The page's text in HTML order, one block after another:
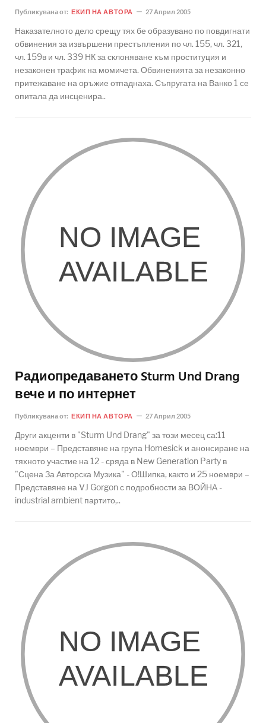
Публикувана от: ЕКИП НА АВТОРА 27 Април 2005
Наказателното дело срещу тях бе образувано по повдигнати
обвинения за извършени престъпления по чл. 155, чл. 321,
чл. 159в и чл. 339 НК за склоняване към проституция и
незаконен трафик на момичета. Обвиненията за незаконно
притежаване на оръжие отпаднаха. Съпругата на Ванко 1 се
опитала да инсценира..
Радиопредаването Sturm Und Drang
вече и по интернет
Публикувана от: ЕКИП НА АВТОРА 27 Април 2005
Други акценти в "Sturm Und Drang" за този месец са:11
ноември – Представяне на група Homesick и анонсиране на
тяхното участие на 12 - сряда в New Generation Party в
"Сцена За Авторска Музика" - О!Шипка, както и 25 ноември –
Представяне на VJ Gorgon с подробности за ВОЙНА -
industrial ambient партито,..